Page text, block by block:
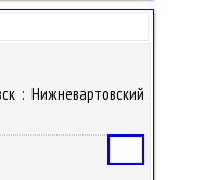
: Нижневартовский